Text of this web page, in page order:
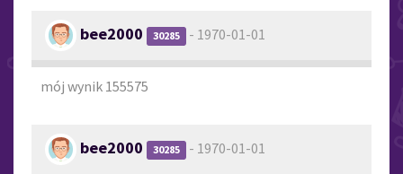
bee2000 30285 - 1970-01-01
mój wynik 155575
bee2000 30285 - 1970-01-01